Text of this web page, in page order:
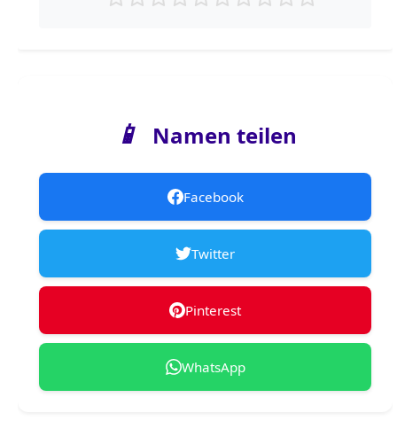
📱 Namen teilen
Facebook
Twitter
Pinterest
WhatsApp